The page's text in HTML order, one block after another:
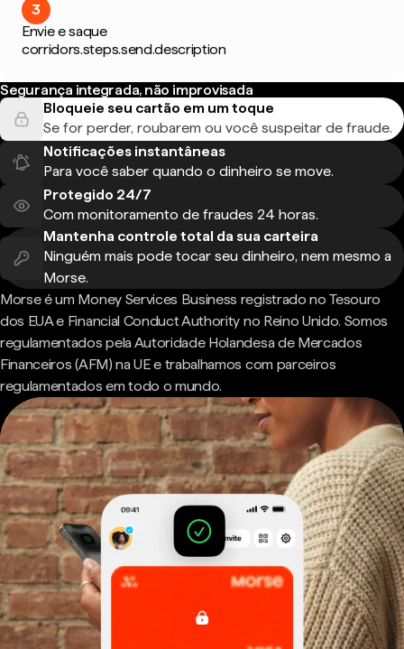
3
Envie e saque
corridors.steps.send.description
Segurança integrada, não improvisada
Bloqueie seu cartão em um toque
Se for perder, roubarem ou você suspeitar de fraude.
Notificações instantâneas
Para você saber quando o dinheiro se move.
Protegido 24/7
Com monitoramento de fraudes 24 horas.
Mantenha controle total da sua carteira
Ninguém mais pode tocar seu dinheiro, nem mesmo a
Morse.
Morse é um Money Services Business registrado no Tesouro
dos EUA e Financial Conduct Authority no Reino Unido. Somos
regulamentados pela Autoridade Holandesa de Mercados
Financeiros (AFM) na UE e trabalhamos com parceiros
regulamentados em todo o mundo.